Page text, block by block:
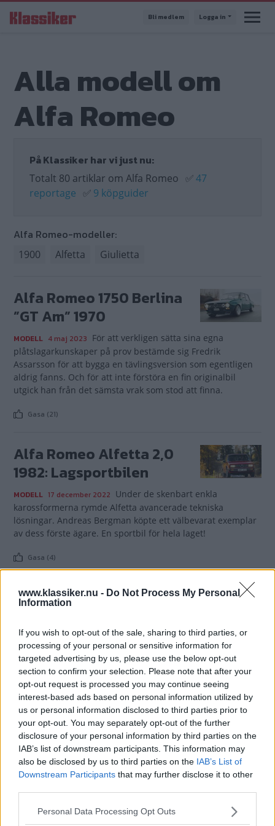
www.klassiker.nu - Do Not Process My Personal
Information
If you wish to opt-out of the sale, sharing to third parties, or
processing of your personal or sensitive information for
targeted advertising by us, please use the below opt-out
section to confirm your selection. Please note that after your
opt-out request is processed you may continue seeing
interest-based ads based on personal information utilized by
us or personal information disclosed to third parties prior to
your opt-out. You may separately opt-out of the further
disclosure of your personal information by third parties on the
IAB’s list of downstream participants. This information may
also be disclosed by us to third parties on the IAB’s List of
Downstream Participants that may further disclose it to other
Please note that this website/app uses one or more Google
Personal Data Processing Opt Outs
till
Bli medlem Logga in
Alla modell om
Alfa Romeo
På Klassiker har vi just nu:
Totalt 80 artiklar om Alfa Romeo ✅47
reportage ✅ 9 köpguider
Alfa Romeo-modeller:
1900 Alfetta Giulietta
Alfa Romeo 1750 Berlina
”GT Am” 1970
MODELL 4 maj 2023 För att verkligen sätta sina egna
plåtslagarkunskaper på prov bestämde sig Fredrik
Assarsson för att bygga en tävlingsversion som egentligen
aldrig fanns. Och för att inte förstöra en fin originalbil
utgick han från det sämsta vrak som stod att finna.
Gasa (21)
Alfa Romeo Alfetta 2,0
1982: Lagsportbilen
MODELL 17 december 2022 Under de skenbart enkla
karossformerna rymde Alfetta avancerade tekniska
lösningar. Andreas Bergman köpte ett välbevarat exemplar
av dess förste ägare. En sportbil för hela laget!
Gasa (4)
Alfa Romeo 1900C Super
MODELL 1 juni 2019 Vi lånar en Alfa Romeo med
tuggmotstånd och åker längs Skånes vindlande småvägar.
Hoppa in! Men stäng dörren försiktigt. Den är handbyggd.
Gasa (7)
TIDNINGAR
Husbil&Husvagn
Moped
Vi Bilägare
KUNDSERVICE
Läsarservice
Kontakt
Shop
Integritetspolicy